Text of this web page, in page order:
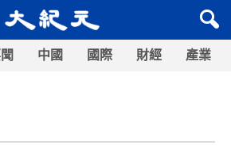
中國 國際 財經 產業